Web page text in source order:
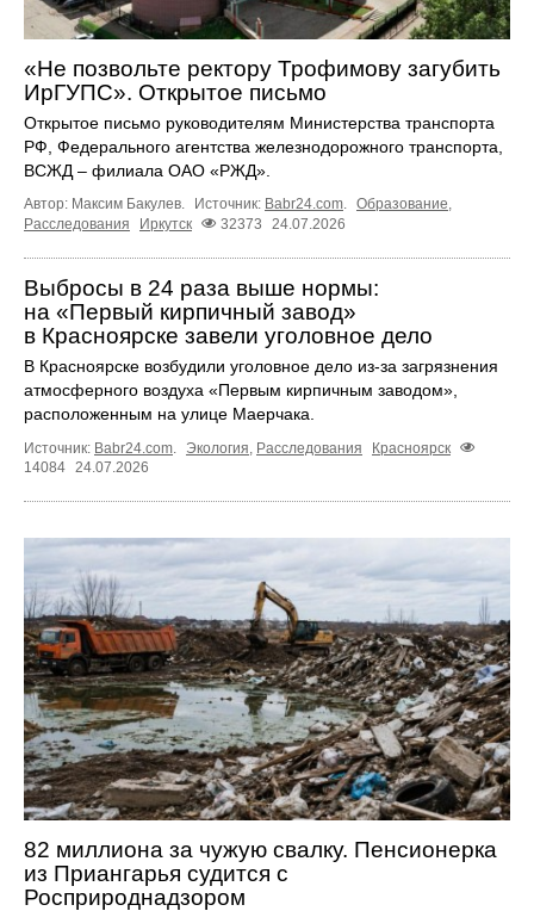
«Не позвольте ректору Трофимову загубить
ИрГУПС». Открытое письмо
Открытое письмо руководителям Министерства транспорта
РФ, Федерального агентства железнодорожного транспорта,
ВСЖД – филиала ОАО «РЖД».
Автор: Максим Бакулев. Источник: Babr24.com. Образование,
Расследования
Иркутск 32373 24.07.2026
Выбросы в 24 раза выше нормы:
на «Первый кирпичный завод»
в Красноярске завели уголовное дело
В Красноярске возбудили уголовное дело из-за загрязнения
атмосферного воздуха «Первым кирпичным заводом»,
расположенным на улице Маерчака.
Источник: Babr24.com. Экология, Расследования
Красноярск
14084 24.07.2026
82 миллиона за чужую свалку. Пенсионерка
из Приангарья судится с
Росприроднадзором